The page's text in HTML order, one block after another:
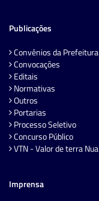
Publicações
Convênios da Prefeitura
Convocações
Editais
Normativas
Outros
Portarias
Processo Seletivo
Concurso Público
VTN - Valor de terra Nua
Imprensa